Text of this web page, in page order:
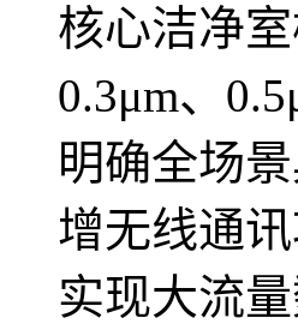
核心洁净
0.3μm、
明确全场
增无线通
实现大流